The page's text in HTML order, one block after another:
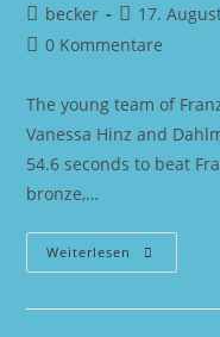
Beitrags-
Autor:
becker
Beitrag
veröffentlicht:
17.
Beitrags-
0 Kommentare
The young team of
Vanessa Hinz and
54.6 seconds to beat
bronze,…
Weiterlesen Women’s
Relay